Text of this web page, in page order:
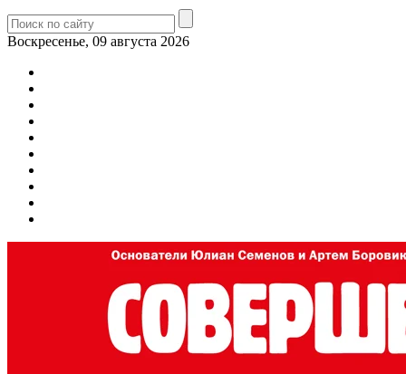
Воскресенье, 09 августа 2026